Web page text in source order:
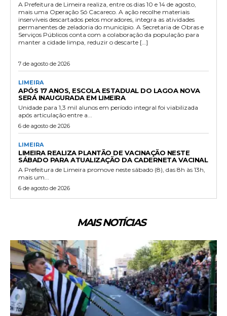
A Prefeitura de Limeira realiza, entre os dias 10 e 14 de agosto,
mais uma Operação Só Cacareco. A ação recolhe materiais
inservíveis descartados pelos moradores, integra as atividades
permanentes de zeladoria do município. A Secretaria de Obras e
Serviços Públicos conta com a colaboração da população para
manter a cidade limpa, reduzir o descarte […]
7 de agosto de 2026
LIMEIRA
APÓS 17 ANOS, ESCOLA ESTADUAL DO LAGOA NOVA
SERÁ INAUGURADA EM LIMEIRA
Unidade para 1,3 mil alunos em período integral foi viabilizada
após articulação entre a...
6 de agosto de 2026
LIMEIRA
LIMEIRA REALIZA PLANTÃO DE VACINAÇÃO NESTE
SÁBADO PARA ATUALIZAÇÃO DA CADERNETA VACINAL
A Prefeitura de Limeira promove neste sábado (8), das 8h às 13h,
mais um...
6 de agosto de 2026
MAIS NOTÍCIAS